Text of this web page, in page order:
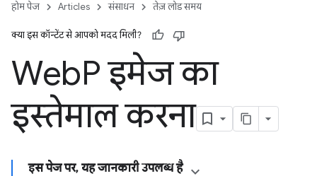
होम पेज Articles संसाधन तेज़ लोड समय
क्या इस कॉन्टेंट से आपको मदद मिली?
WebP इमेज का
इस्तेमाल करना
इस पेज पर, यह जानकारी उपलब्ध है